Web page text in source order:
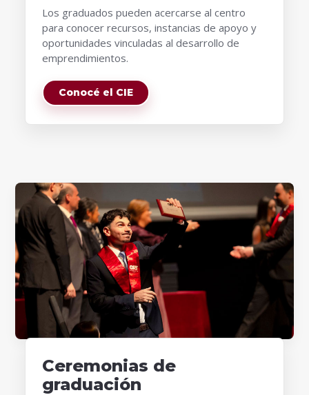
Los graduados pueden acercarse al centro
para conocer recursos, instancias de apoyo y
oportunidades vinculadas al desarrollo de
emprendimientos.
Conocé el CIE
Ceremonias de
graduación